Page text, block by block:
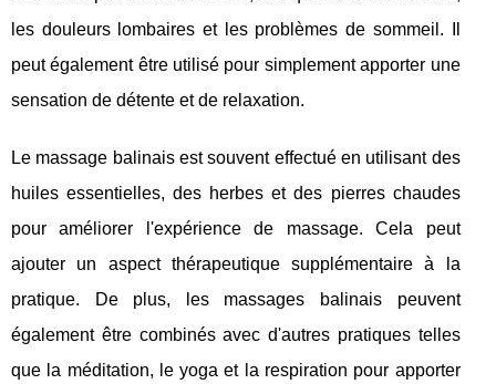
les douleurs lombaires et les problèmes de sommeil. Il
peut également être utilisé pour simplement apporter une
sensation de détente et de relaxation.
Le massage balinais est souvent effectué en utilisant des
huiles essentielles, des herbes et des pierres chaudes
pour améliorer l'expérience de massage. Cela peut
ajouter un aspect thérapeutique supplémentaire à la
pratique. De plus, les massages balinais peuvent
également être combinés avec d'autres pratiques telles
que la méditation, le yoga et la respiration pour apporter